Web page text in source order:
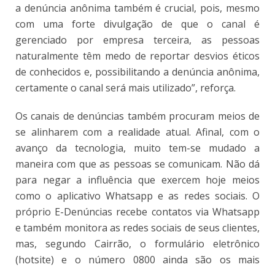
a denúncia anônima também é crucial, pois, mesmo
com uma forte divulgação de que o canal é
gerenciado por empresa terceira, as pessoas
naturalmente têm medo de reportar desvios éticos
de conhecidos e, possibilitando a denúncia anônima,
certamente o canal será mais utilizado”, reforça.
Os canais de denúncias também procuram meios de
se alinharem com a realidade atual. Afinal, com o
avanço da tecnologia, muito tem-se mudado a
maneira com que as pessoas se comunicam. Não dá
para negar a influência que exercem hoje meios
como o aplicativo Whatsapp e as redes sociais. O
próprio E-Denúncias recebe contatos via Whatsapp
e também monitora as redes sociais de seus clientes,
mas, segundo Cairrão, o formulário eletrônico
(hotsite) e o número 0800 ainda são os mais